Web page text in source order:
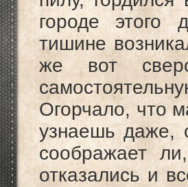
городе этого
тишине
же вот
Огорчало, что
узнаешь даже,
соображает
отказались и